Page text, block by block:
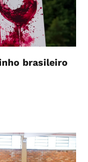
brasileiro